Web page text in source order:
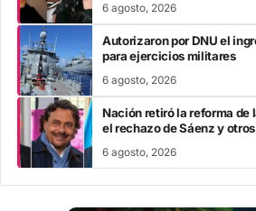
6 agosto, 2026
Autorizaron por DNU el
para ejercicios militares
6 agosto, 2026
Nación retiró la reforma de
el rechazo de Sáenz y
6 agosto, 2026